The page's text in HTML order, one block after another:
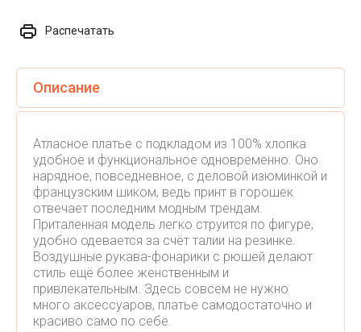
Распечатать
Описание
Атласное платье с подкладом из 100% хлопка
удобное и функциональное одновременно. Оно
нарядное, повседневное, с деловой изюминкой и
французским шиком, ведь принт в горошек
отвечает последним модным трендам.
Приталенная модель легко струится по фигуре,
удобно одевается за счёт талии на резинке.
Воздушные рукава-фонарики с рюшей делают
стиль ещё более женственным и
привлекательным. Здесь совсем не нужно
много аксессуаров, платье самодостаточно и
красиво само по себе.